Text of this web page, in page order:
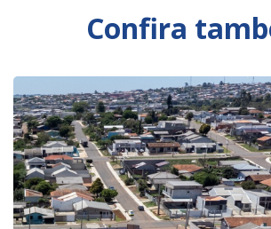
Confira